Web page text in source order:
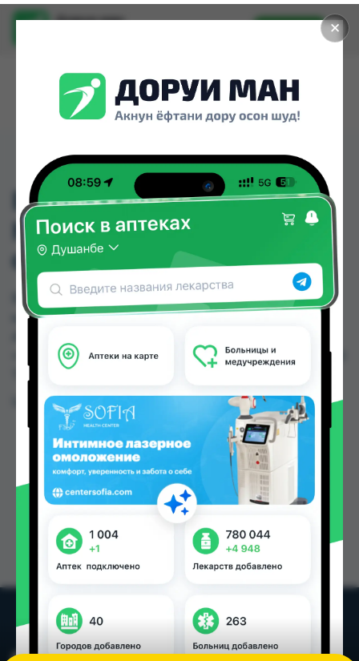
✕
Доруи ман
Установить
ВАЗЕЛИН
МЕДИЦИНСКИЙ 30Г
ФЛ
ВАЗЕЛИН МЕДИЦИНСКИЙ 30Г ФЛ можно
купить или заказать в аптеках, Абубакри Карим,
+ 24/7, Аптека Алфавит по цене от 1.25 TJS до 5.20
Цена: от
1.25 TJS